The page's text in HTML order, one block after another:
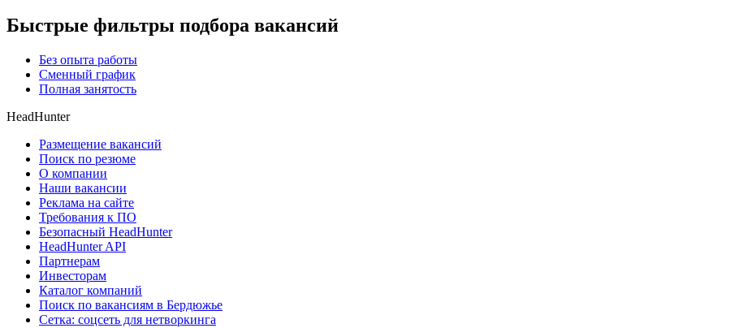
Быстрые фильтры подбора вакансий
Без опыта работы
Сменный график
Полная занятость
HeadHunter
Размещение вакансий
Поиск по резюме
О компании
Наши вакансии
Реклама на сайте
Требования к ПО
Безопасный HeadHunter
HeadHunter API
Партнерам
Инвесторам
Каталог компаний
Поиск по вакансиям в Бердюжье
Сетка: соцсеть для нетворкинга